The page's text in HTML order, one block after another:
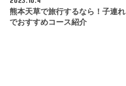
熊本天草で旅行するなら！子連れ
でおすすめコース紹介